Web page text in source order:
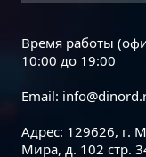
Время работы
10:00 до 19:00
Email:
Адрес: 129626, г.
Мира, д. 102 стр.